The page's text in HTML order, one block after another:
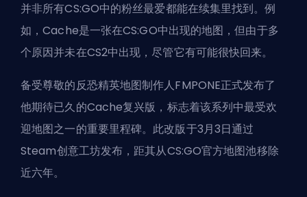
并非所有CS:GO中的粉丝最爱都能在续集里找到。例
如，Cache是一张在CS:GO中出现的地图，但由于多
个原因并未在CS2中出现，尽管它有可能很快回来。
备受尊敬的反恐精英地图制作人FMPONE正式发布了
他期待已久的Cache复兴版，标志着该系列中最受欢
迎地图之一的重要里程碑。此改版于3月3日通过
Steam创意工坊发布，距其从CS:GO官方地图池移除
近六年。